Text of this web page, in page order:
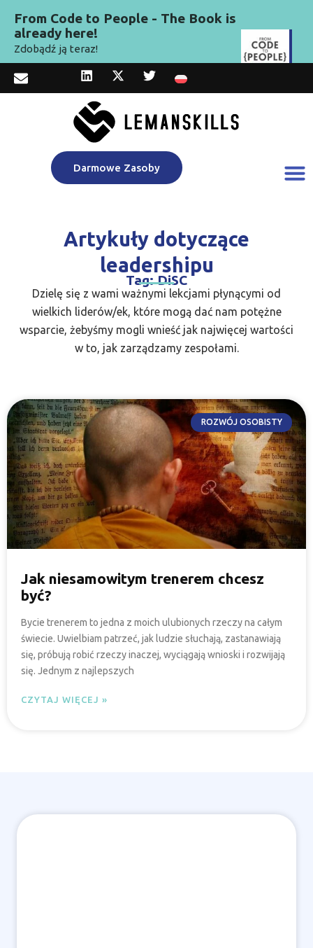
From Code to People - The Book is
already here!
Zdobądź ją teraz!
Darmowe Zasoby
Artykuły dotyczące
leadershipu
Tag: DiSC
Dzielę się z wami ważnymi lekcjami płynącymi od
wielkich liderów/ek, które mogą dać nam potężne
wsparcie, żebyśmy mogli wnieść jak najwięcej wartości
w to, jak zarządzamy zespołami.
ROZWÓJ OSOBISTY
Jak niesamowitym trenerem chcesz
być?
Bycie trenerem to jedna z moich ulubionych rzeczy na całym
świecie. Uwielbiam patrzeć, jak ludzie słuchają, zastanawiają
się, próbują robić rzeczy inaczej, wyciągają wnioski i rozwijają
się. Jednym z najlepszych
CZYTAJ WIĘCEJ »